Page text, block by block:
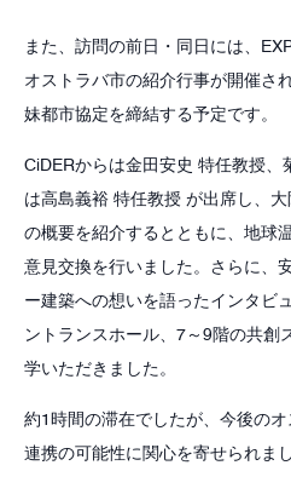
また、訪問の前日・同日には、
オストラバ市の紹介行事が開催さ
妹都市協定を締結する予定です。
CiDERからは金田安史 特任教授、
は高島義裕 特任教授 が出席し、
の概要を紹介するとともに、地球
意見交換を行いました。さらに、
ー建築への想いを語ったインタビ
ントランスホール、7～9階の共創
学いただきました。
約1時間の滞在でしたが、今後の
連携の可能性に関心を寄せられまし